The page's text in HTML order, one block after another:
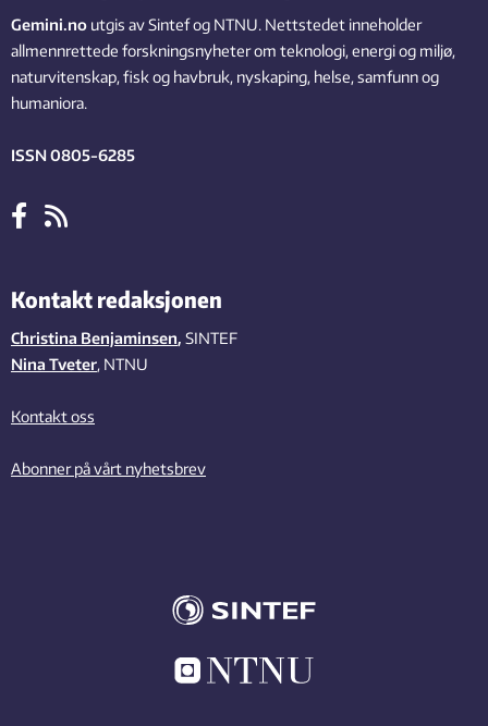
Gemini.no utgis av Sintef og NTNU. Nettstedet inneholder
allmennrettede forskningsnyheter om teknologi, energi og miljø,
naturvitenskap, fisk og havbruk, nyskaping, helse, samfunn og
humaniora.
ISSN 0805-6285
Kontakt redaksjonen
Christina Benjaminsen, SINTEF
Nina Tveter, NTNU
Kontakt oss
Abonner på vårt nyhetsbrev